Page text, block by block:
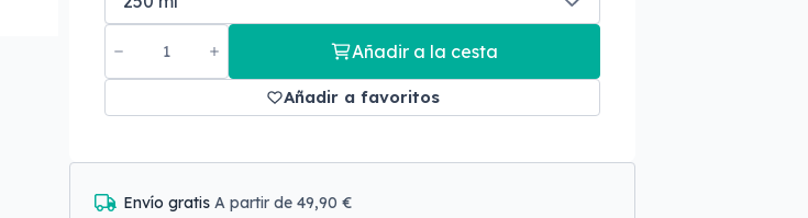
Añadir a la cesta
Añadir a favoritos
Envío gratis A partir de 49,90 €